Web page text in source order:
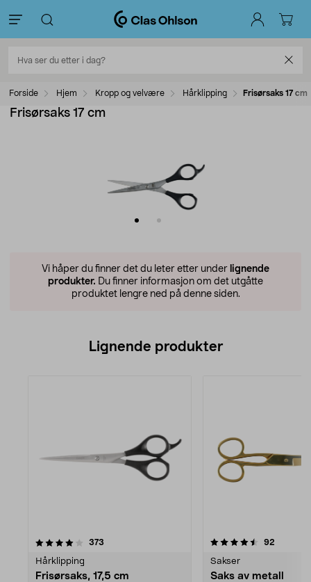
Forside Hjem Kropp og velvære Hårklipping Frisørsaks 17 cm
Frisørsaks 17 cm
Vi håper du finner det du leter etter under lignende
produkter. Du finner informasjon om det utgåtte
produktet lengre ned på denne siden.
Lignende produkter
373
Hårklipping
Frisørsaks, 17,5 cm
4.5av 5 stjerner 92
Sakser
Saks av metall